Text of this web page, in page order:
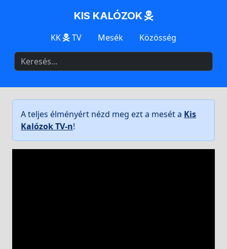
KIS KALÓZOK
KK TV Mesék Közösség
A teljes élményért nézd meg ezt a mesét a Kis
Kalózok TV-n!